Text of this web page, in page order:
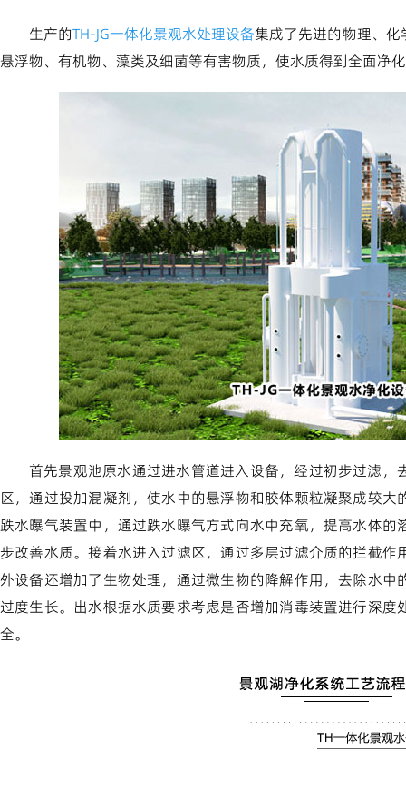
生产的TH-JG一体化景观水处理设备集成了先进的物理、
悬浮物、有机物、藻类及细菌等有害物质，使水质得到全面净
首先景观池原水通过进水管道进入设备，经过初步过滤
区，通过投加混凝剂，使水中的悬浮物和胶体颗粒凝聚成较
跌水曝气装置中，通过跌水曝气方式向水中充氧，提高水体
步改善水质。接着水进入过滤区，通过多层过滤介质的拦截
外设备还增加了生物处理，通过微生物的降解作用，去除水
过度生长。出水根据水质要求考虑是否增加消毒装置进行深
全。